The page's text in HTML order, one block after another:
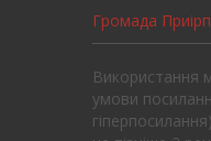
Громада
Використання
умови